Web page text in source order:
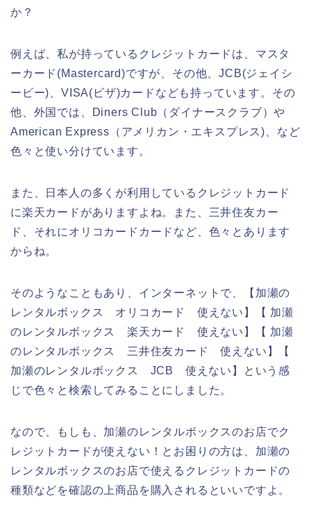
か？
例えば、私が持っているクレジットカードは、マスタ
ーカード(Mastercard)ですが、その他、JCB(ジェイシ
ービー)、VISA(ビザ)カードなども持っています。その
他、外国では、Diners Club（ダイナースクラブ）や
American Express（アメリカン・エキスプレス)、など
色々と使い分けています。
また、日本人の多くが利用しているクレジットカード
に楽天カードがありますよね。また、三井住友カー
ド、それにオリコカードカードなど、色々とあります
からね。
そのようなこともあり、インターネットで、【加瀬の
レンタルボックス オリコカード 使えない】【 加瀬
のレンタルボックス 楽天カード 使えない】【 加瀬
のレンタルボックス 三井住友カード 使えない】【
加瀬のレンタルボックス JCB 使えない】という感
じで色々と検索してみることにしました。
なので、もしも、加瀬のレンタルボックスのお店でク
レジットカードが使えない！とお困りの方は、加瀬の
レンタルボックスのお店で使えるクレジットカードの
種類などを確認の上商品を購入されるといいですよ。